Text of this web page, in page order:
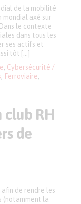
Cybersécurité /
Ferroviaire
de la mobilité
mondial axé sur
le contexte
dans tous les
ses actifs et
tôt […]
club RH
de
de rendre les
(notamment la